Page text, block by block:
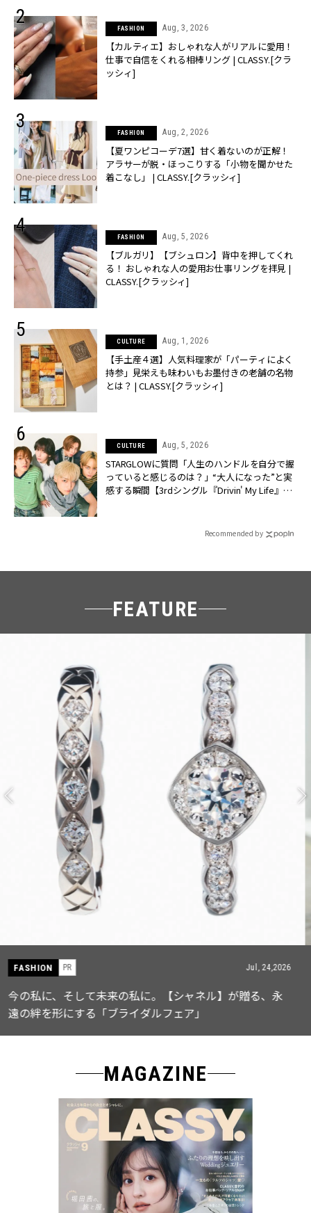
FASHION Aug, 3, 2026
【カルティエ】おしゃれな人がリアルに愛用！
仕事で自信をくれる相棒リング | CLASSY.[クラ
ッシィ]
FASHION Aug, 2, 2026
【夏ワンピコーデ7選】甘く着ないのが正解！
アラサーが脱・ほっこりする「小物を聞かせた
着こなし」 | CLASSY.[クラッシィ]
FASHION Aug, 5, 2026
【ブルガリ】【ブシュロン】背中を押してくれ
る！ おしゃれな人の愛用お仕事リングを拝見 |
CLASSY.[クラッシィ]
CULTURE Aug, 1, 2026
【手土産４選】人気料理家が「パーティによく
持参」見栄えも味わいもお墨付きの老舗の名物
とは？ | CLASSY.[クラッシィ]
CULTURE Aug, 5, 2026
STARGLOWに質問「人生のハンドルを自分で握
っていると感じるのは？」“大️人になった”と実
感する瞬間【3rdシングル『Drivin' My Life』発
Recommended by
FEATURE
FASHION PR Jul, 15,2026
【ICB】人気インフルエンサーと共同制作! 週5で着たく
なる「名品ブラウス」２選
MAGAZINE